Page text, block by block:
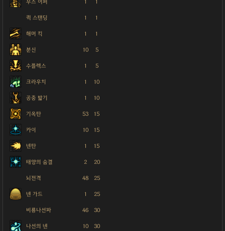
무즈 어퍼 1 1
퀵 스탠딩 1 1
해머 킥 1 1
분신 10 5
수플렉스 1 5
크라우치 1 10
공중 밟기 1 10
기옥탄 53 15
카이 10 15
넨탄 1 15
태양의 숨결 2 20
뇌전격 48 25
넨 가드 1 25
비룡나선파 46 30
나선의 넨 10 30